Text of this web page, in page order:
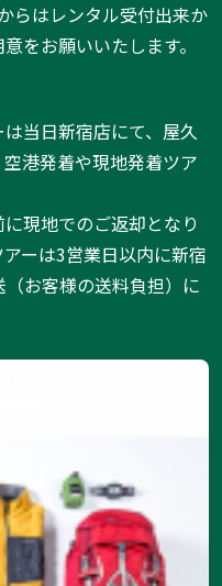
らはレンタル受付出来か
をお願いいたします。
当日新宿店にて、屋久
港発着や現地発着ツア
現地でのご返却となり
ーは3営業日以内に新宿
お客様の送料負担）に